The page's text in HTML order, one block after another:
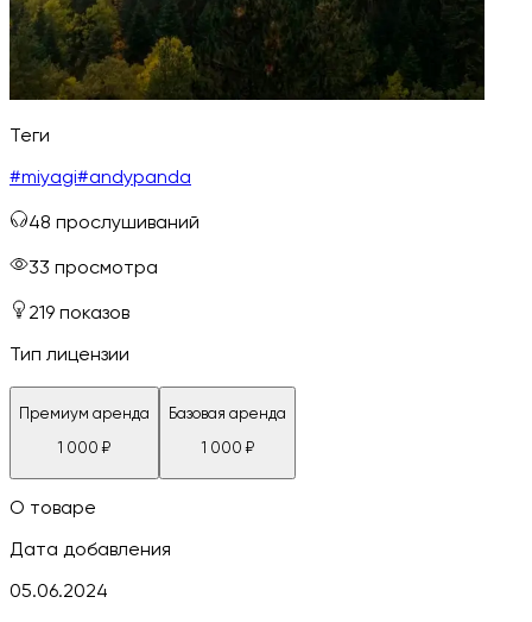
Теги
#miyagi#andypanda
48 прослушиваний
33 просмотра
219 показов
Тип лицензии
Премиум аренда
1 000 ₽
Базовая аренда
1 000 ₽
О товаре
Дата добавления
05.06.2024